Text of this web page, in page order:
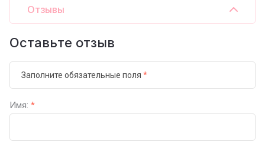
Отзывы
Оставьте отзыв
Заполните обязательные поля *
Имя: *